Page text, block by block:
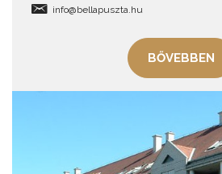
info@bellapuszta.hu
BŐVEBBEN